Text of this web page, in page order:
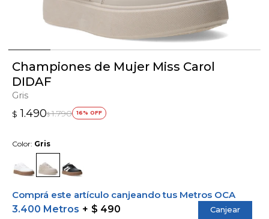
Championes de Mujer Miss Carol
DIDAF
Gris
$ 1.490$ 1.790 16
Color: Gris
Comprá este artículo canjeando tus Metros OCA
3.400 Metros
$ 490 Canjear